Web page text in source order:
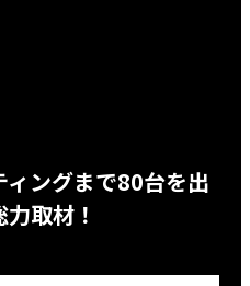
ィングまで80台を出
取材！